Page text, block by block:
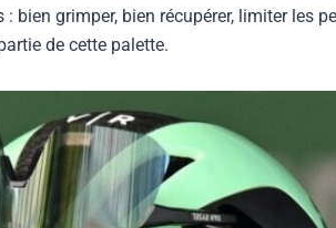
bien grimper, bien récupérer, limiter les
de cette palette.